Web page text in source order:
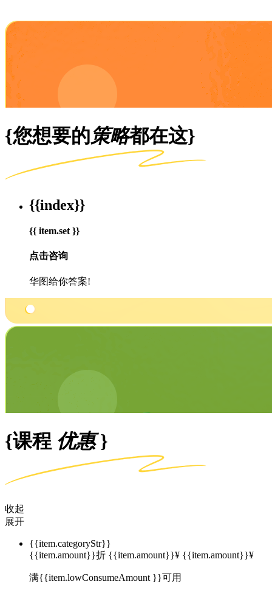
{您想要的策略都在这}
{{index}}
{{ item.set }}
点击咨询
华图给你答案!
{课程 优惠}
收起
展开
{{item.categoryStr}}
{{item.amount}}折 {{item.amount}}¥ {{item.amount}}¥
满{{item.lowConsumeAmount }}可用